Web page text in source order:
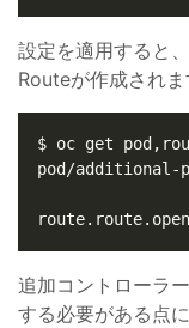
設定を適用すると
Routeが作成されま
追加コントローラ
する必要がある点